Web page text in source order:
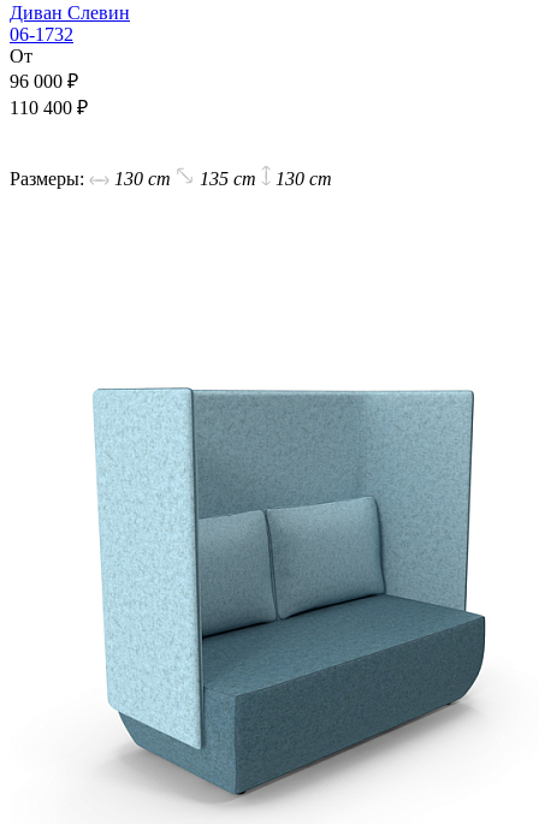
Диван Слевин
06-1732
От
96 000 ₽
110 400 ₽
Размеры:
130 cm 135 cm 130 cm